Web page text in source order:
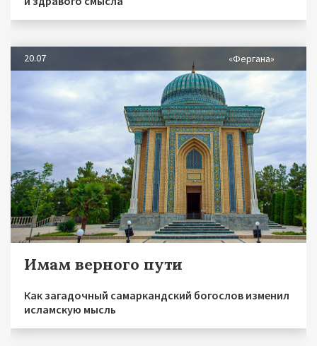
20.07 «Фергана»
Имам верного пути
Как загадочный самаркандский богослов изменил
исламскую мысль